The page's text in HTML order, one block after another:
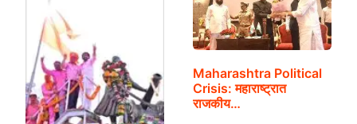
Maharashtra Political
Crisis: महाराष्ट्रात
राजकीय…